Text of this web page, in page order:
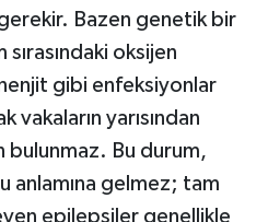
Bazen genetik bir
oksijen
gibi enfeksiyonlar
yarısından
bulunmaz. Bu durum,
anlamına gelmez; tam
epilepsiler genellikle